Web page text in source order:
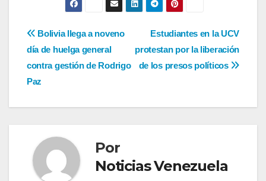
Navegación
de
entradas
Estudiantes en la UCV
protestan por la liberación
de los presos políticos
Bolivia llega a noveno
día de huelga general
contra gestión de Rodrigo
Paz
Por
Noticias Venezuela